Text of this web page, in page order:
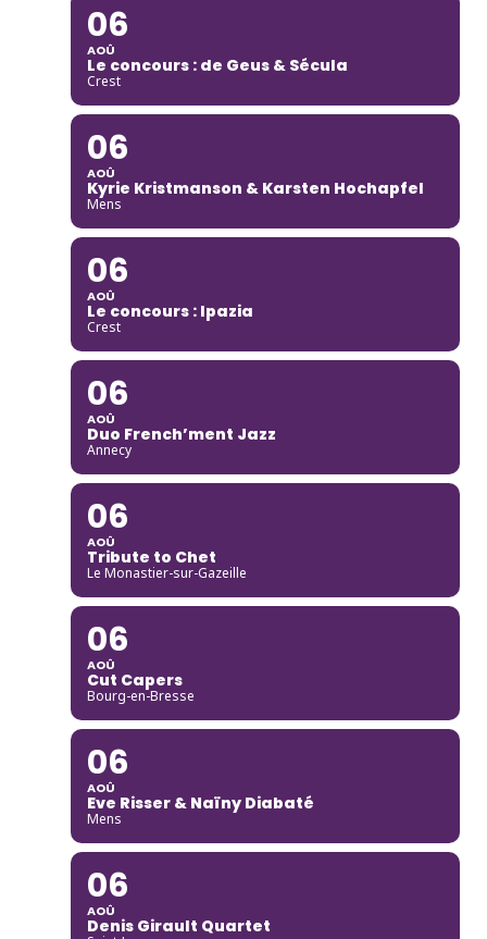
06
AOÛ
Le concours : de Geus & Sécula
Crest
06
AOÛ
Kyrie Kristmanson & Karsten Hochapfel
Mens
06
AOÛ
Le concours : Ipazia
Crest
06
AOÛ
Duo French’ment Jazz
Annecy
06
AOÛ
Tribute to Chet
Le Monastier-sur-Gazeille
06
AOÛ
Cut Capers
Bourg-en-Bresse
06
AOÛ
Eve Risser & Naïny Diabaté
Mens
06
AOÛ
Denis Girault Quartet